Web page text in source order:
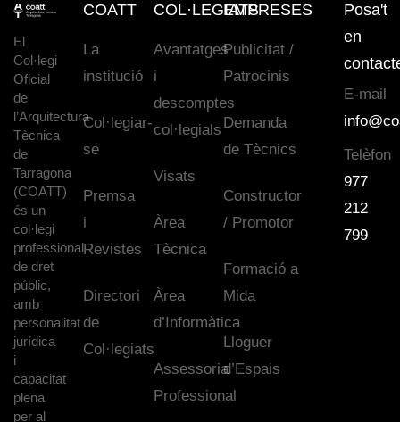
El
Col·legi
Oficial
de
l’Arquitectura
Tècnica
de
Tarragona
(COATT)
és un
col·legi
professional
de dret
públic,
amb
personalitat
jurídica
i
capacitat
plena
per al
COATT
La
institució
Col·legiar-
se
Premsa
i
Revistes
Directori
de
Col·legiats
COL·LEGIATS
Avantatges
i
descomptes
col·legials
Visats
Àrea
Tècnica
Àrea
d’Informàtica
Assessoria
Professional
EMPRESES
Publicitat /
Patrocinis
Demanda
de Tècnics
Constructor
/ Promotor
Formació a
Mida
Lloguer
d’Espais
Posa't
en
E-mail
Telèfon
977
212
799